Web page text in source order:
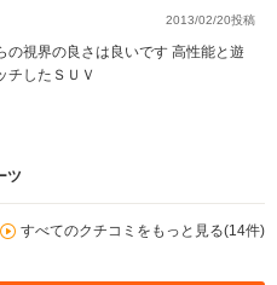
2013/02/20投稿
の視界の良さは良いです 高性能と遊
チしたＳＵＶ
ツ
すべてのクチコミをもっと見る(14件)